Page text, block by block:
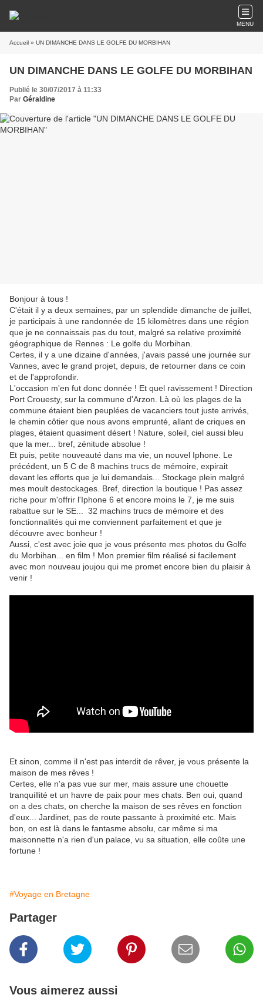
MENU
Accueil » UN DIMANCHE DANS LE GOLFE DU MORBIHAN
UN DIMANCHE DANS LE GOLFE DU MORBIHAN
Publié le 30/07/2017 à 11:33
Par Géraldine
Bonjour à tous !
C'était il y a deux semaines, par un splendide dimanche de juillet,
je participais à une randonnée de 15 kilomètres dans une région
que je ne connaissais pas du tout, malgré sa relative proximité
géographique de Rennes : Le golfe du Morbihan.
Certes, il y a une dizaine d'années, j'avais passé une journée sur
Vannes, avec le grand projet, depuis, de retourner dans ce coin
et de l'approfondir.
L'occasion m'en fut donc donnée ! Et quel ravissement ! Direction
Port Crouesty, sur la commune d'Arzon. Là où les plages de la
commune étaient bien peuplées de vacanciers tout juste arrivés,
le chemin côtier que nous avons emprunté, allant de criques en
plages, étaient quasiment désert ! Nature, soleil, ciel aussi bleu
que la mer... bref, zénitude absolue !
Et puis, petite nouveauté dans ma vie, un nouvel Iphone. Le
précédent, un 5 C de 8 machins trucs de mémoire, expirait
devant les efforts que je lui demandais... Stockage plein malgré
mes moult destockages. Bref, direction la boutique ! Pas assez
riche pour m'offrir l'Iphone 6 et encore moins le 7, je me suis
rabattue sur le SE... 32 machins trucs de mémoire et des
fonctionnalités qui me conviennent parfaitement et que je
découvre avec bonheur !
Aussi, c'est avec joie que je vous présente mes photos du Golfe
du Morbihan... en film ! Mon premier film réalisé si facilement
avec mon nouveau joujou qui me promet encore bien du plaisir à
venir !
Et sinon, comme il n'est pas interdit de rêver, je vous présente la
maison de mes rêves !
Certes, elle n'a pas vue sur mer, mais assure une chouette
tranquillité et un havre de paix pour mes chats. Ben oui, quand
on a des chats, on cherche la maison de ses rêves en fonction
d'eux... Jardinet, pas de route passante à proximité etc. Mais
bon, on est là dans le fantasme absolu, car même si ma
maisonnette n'a rien d'un palace, vu sa situation, elle coûte une
fortune !
#Voyage en Bretagne
Partager
Vous aimerez aussi